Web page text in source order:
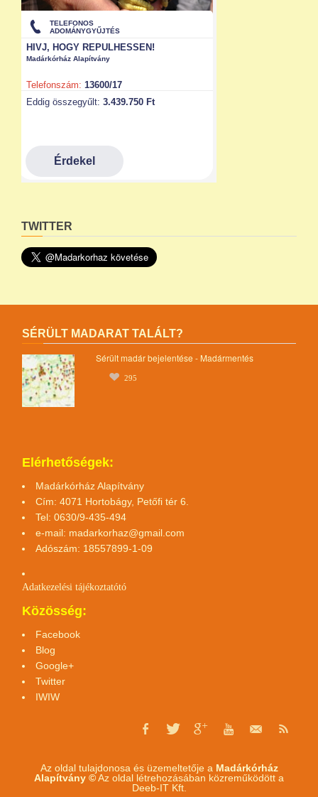
TWITTER
SÉRÜLT MADARAT TALÁLT?
Sérült madár bejelentése - Madármentés
295
Elérhetőségek:
Madárkórház Alapítvány
Cím: 4071 Hortobágy, Petőfi tér 6.
Tel: 0630/9-435-494
e-mail: madarkorhaz@gmail.com
Adószám: 18557899-1-09
Adatkezelési tájékoztatótó
Közösség:
Facebook
Blog
Google+
Twitter
IWIW
Az oldal tulajdonosa és üzemeltetője a Madárkórház
Alapítvány ©Az oldal létrehozásában közreműködött a
Deeb-IT Kft.